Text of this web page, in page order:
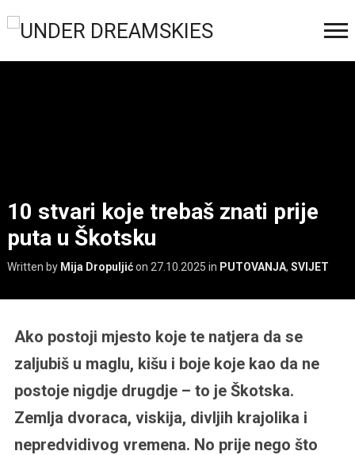
10 stvari koje trebaš znati prije
puta u Škotsku
Written by Mija Dropuljićon 27.10.2025 in PUTOVANJA, SVIJET
Ako postoji mjesto koje te natjera da se
zaljubiš u maglu, kišu i boje koje kao da ne
postoje nigdje drugdje – to je Škotska.
Zemlja dvoraca, viskija, divljih krajolika i
nepredvidivog vremena. No prije nego što